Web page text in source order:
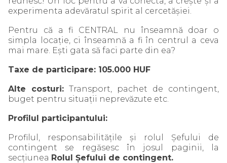
experimenta adevăratul spirit al cercetășiei.
Pentru că a fi CENTRAL nu înseamnă doar o
simpla locație, ci înseamnă a fi în centrul a ceva
mai mare. Ești gata să faci parte din ea?
Taxe de participare: 105.000 HUF
Alte costuri: Transport, pachet de contingent,
buget pentru situații neprevăzute etc.
Profilul participantului:
Profilul, responsabilitățile și rolul Șefului de
contingent se regăsesc în josul paginii, la
secțiunea Rolul Șefului de contingent.